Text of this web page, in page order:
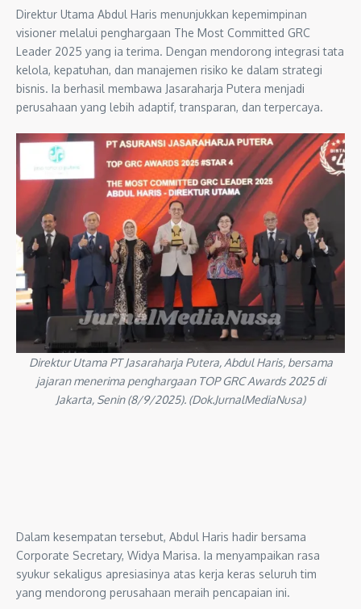
Direktur Utama Abdul Haris menunjukkan kepemimpinan
visioner melalui penghargaan The Most Committed GRC
Leader 2025 yang ia terima. Dengan mendorong integrasi tata
kelola, kepatuhan, dan manajemen risiko ke dalam strategi
bisnis. Ia berhasil membawa Jasaraharja Putera menjadi
perusahaan yang lebih adaptif, transparan, dan terpercaya.
Direktur Utama PT Jasaraharja Putera, Abdul Haris, bersama
jajaran menerima penghargaan TOP GRC Awards 2025 di
Jakarta, Senin (8/9/2025). (Dok.JurnalMediaNusa)
Dalam kesempatan tersebut, Abdul Haris hadir bersama
Corporate Secretary, Widya Marisa. Ia menyampaikan rasa
syukur sekaligus apresiasinya atas kerja keras seluruh tim
yang mendorong perusahaan meraih pencapaian ini.